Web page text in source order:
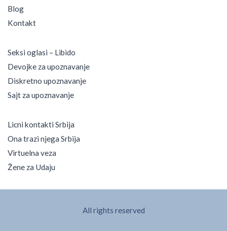
Blog
Kontakt
Seksi oglasi – Libido
Devojke za upoznavanje
Diskretno upoznavanje
Sajt za upoznavanje
Licni kontakti Srbija
Ona trazi njega Srbija
Virtuelna veza
Žene za Udaju
All rights reserved